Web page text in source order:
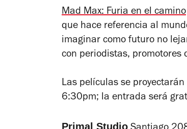
Mad Max: Furia en el camino
que hace referencia al
imaginar como futuro no
con periodistas, promotores
Las películas se
6:30pm; la entrada será
Primal Studio